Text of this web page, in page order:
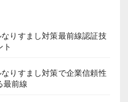
りすまし対策最前線認証技
ト
りすまし対策で企業信頼性
最前線